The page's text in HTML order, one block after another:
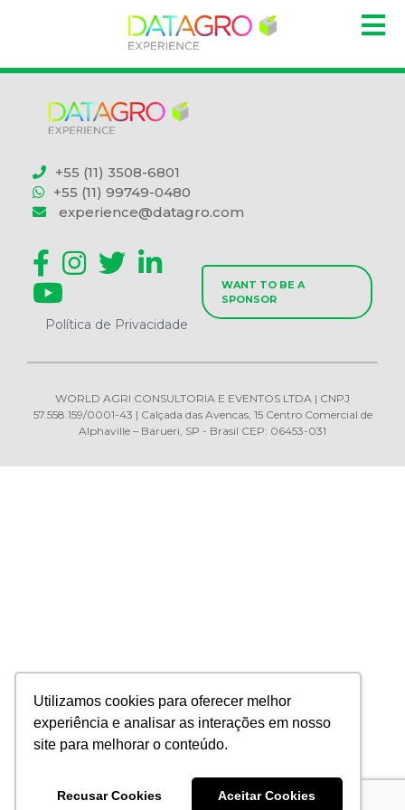
Utilizamos cookies para oferecer melhor
experiência e analisar as interações em nosso
site para melhorar o conteúdo.
Recusar Cookies Aceitar Cookies
+55 (11) 3508-6801
+55 (11) 99749-0480
experience@datagro.com
Política de Privacidade
WANT TO BE A
SPONSOR
WORLD AGRI CONSULTORIA E EVENTOS LTDA | CNPJ
57.558.159/0001-43 | Calçada das Avencas, 15 Centro Comercial de
Alphaville – Barueri, SP - Brasil CEP: 06453-031